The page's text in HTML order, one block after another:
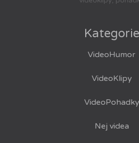
Kategorie
VideoHumor
VideoKlipy
VideoPohadky
Nej videa